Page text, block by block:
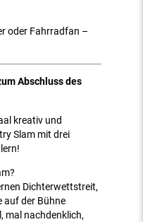
oder Fahrradfan –
Abschluss des
kreativ und
Slam mit drei
Dichterwettstreit,
auf der Bühne
mal nachdenklich,